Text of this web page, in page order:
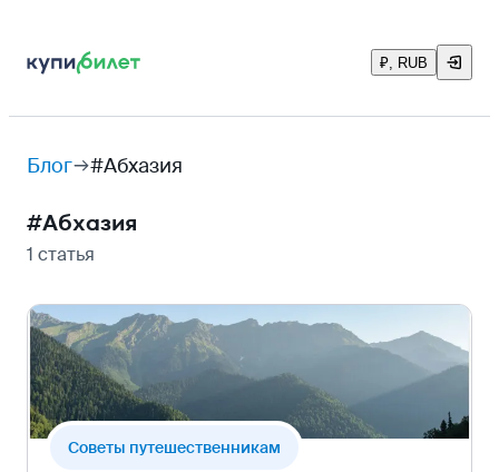
₽, RUB
Блог #Абхазия
#Абхазия
1 статья
Cоветы путешественникам